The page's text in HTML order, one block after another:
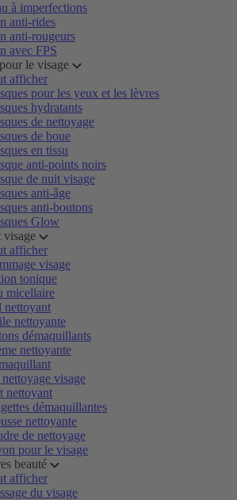
à imperfections
anti-rides
anti-rougeurs
avec FPS
le visage
afficher
pour les yeux et les lèvres
hydratants
de nettoyage
de boue
en tissu
anti-points noirs
de nuit visage
anti-âge
anti-boutons
Glow
visage
afficher
visage
tonique
micellaire
nettoyant
nettoyante
démaquillants
nettoyante
visage
nettoyant
démaquillantes
nettoyante
de nettoyage
pour le visage
beauté
afficher
du visage